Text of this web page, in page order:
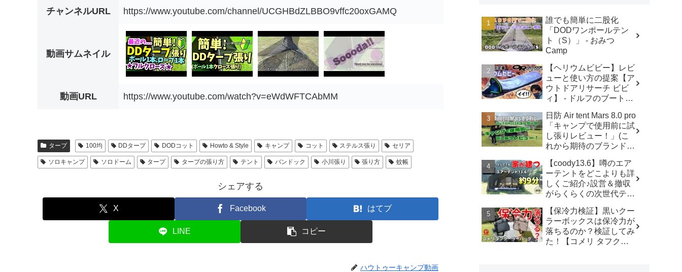
チャンネルURL https://www.youtube.com/channel/UCGHBdZLBBO9vffc20oxGAMQ
動画サムネイル
動画URL https://www.youtube.com/watch?v=eWdWFTCAbMM
タープ 100均 DDタープ DODコット Howto & Style キャンプ コット ステルス張り セリア
ソロキャンプ ソロドーム タープ タープの張り方 テント バンドック 小川張り 張り方 蚊帳
シェアする
X Facebook はてブ
LINE コピー
ハウトゥーキャンプ動画
誰でも簡単に二股化
「DODワンポールテン
ト（S）」 - おみつ
Camp
【ヘリウムビビー】レビ
ューと使い方の提案【ア
ウトドアリサーチ ビビ
ィ】 - ドルフのブートキ
日防 Air tent Mars 8.0 pro
「キャンプで使用前に試
し張りレビュー！」(こ
れから期待のブランド・
ド・元coodyユーザー) -
YOSHIHIRO
OUTDOORS-AIR TENT
CAMPER
【coody13.6】噂のエア
ーテントをどこよりも詳
しくご紹介♪設営＆撤収
がらくらくの次世代テン
ねるいのば
【保冷力検証】黒いクー
ラーボックスは保冷力が
落ちるのか？検証してみ
た！【コメリ タフクー